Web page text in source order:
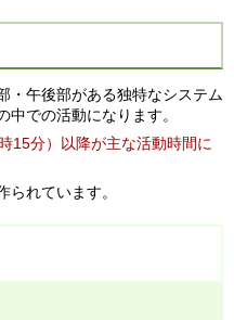
・午後部がある独特なシステム
での活動になります。
15分）以降が主な活動時間に
れています。